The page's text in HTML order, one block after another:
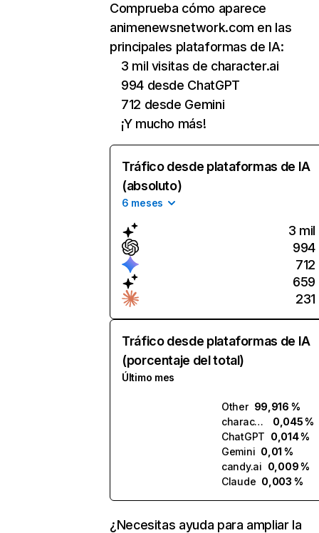
Comprueba cómo aparece
animenewsnetwork.com en las
principales plataformas de IA:
3 mil visitas de character.ai
994 desde ChatGPT
712 desde Gemini
¡Y mucho más!
Tráfico desde plataformas de IA
(absoluto)
6 meses
3 mil
994
712
659
231
Tráfico desde plataformas de IA
(porcentaje del total)
Último mes
Other 99,916 %
character.ai
0,045 %
ChatGPT 0,014 %
Gemini 0,01 %
candy.ai 0,009 %
Claude 0,003 %
¿Necesitas ayuda para ampliar la